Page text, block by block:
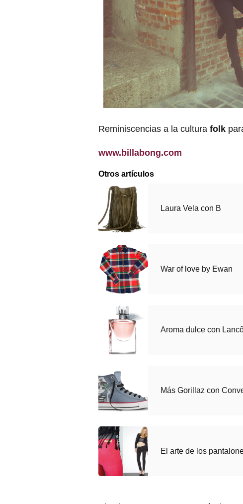
Reminiscencias a la cultura folk
www.billabong.com
Otros artículos
Laura Vela con B
War of love by Ewan
Aroma dulce con
Más Gorillaz con
El arte de los